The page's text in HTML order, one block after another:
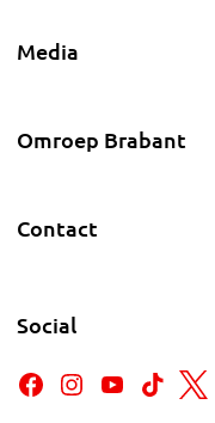
Media
Omroep Brabant
Contact
Social